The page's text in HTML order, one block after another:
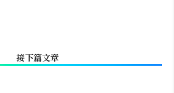
接下篇文章